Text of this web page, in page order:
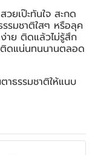
ยเป๊ะทันใจ สะกด
รมชาติใสๆ หรือลุค
าย ติดแล้วไม่รู้สึก
ติดแน่นทนนานตลอด
ธรรมชาติให้แนบ